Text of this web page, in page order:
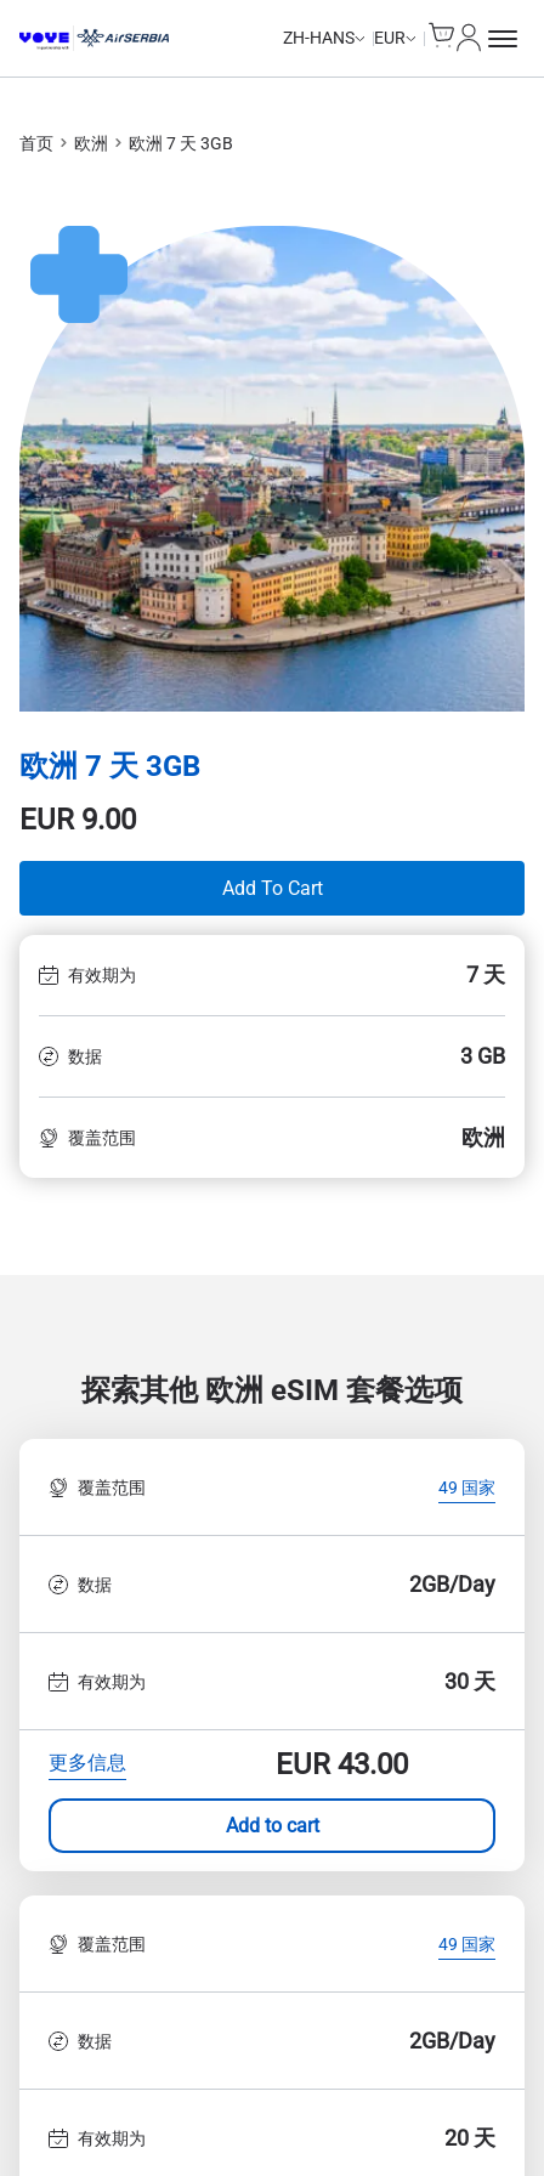
ZH-HANS EUR
首页 欧洲 欧洲 7 天 3GB
欧洲 7 天 3GB
EUR9.00
Add To Cart
有效期为 7 天
数据 3 GB
覆盖范围 欧洲
探索其他 欧洲 eSIM 套餐选项
覆盖范围 49 国家
数据 2GB/Day
有效期为 30 天
更多信息 EUR43.00
Add to cart
覆盖范围 49 国家
数据 2GB/Day
有效期为 20 天